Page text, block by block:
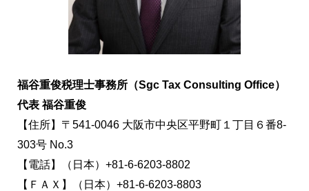
福谷重俊税理士事務所（Sgc Tax Consulting Office）
代表 福谷重俊
【住所】〒541-0046 大阪市中央区平野町１丁目６番8-
303号 No.3
【電話】（日本）+81-6-6203-8802
【ＦＡＸ】（日本）+81-6-6203-8803